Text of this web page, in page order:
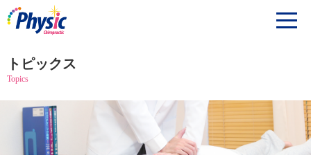
トピックス
Topics